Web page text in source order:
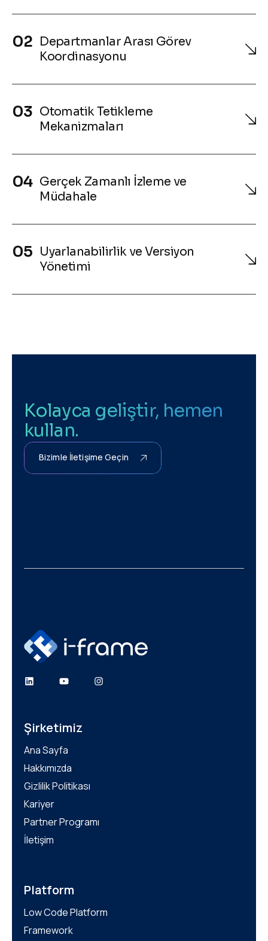
Departmanlar Arası Görev
Koordinasyonu
Otomatik Tetikleme
Mekanizmaları
Gerçek Zamanlı İzleme ve
Müdahale
Uyarlanabilirlik ve Versiyon
Yönetimi
Kolayca geliştir, hemen
kullan.
Bizimle İletişime Geçin
Şirketimiz
Ana Sayfa
Hakkımızda
Gizlilik Politikası
Kariyer
Partner Programı
İletişim
Platform
Low Code Platform
Framework